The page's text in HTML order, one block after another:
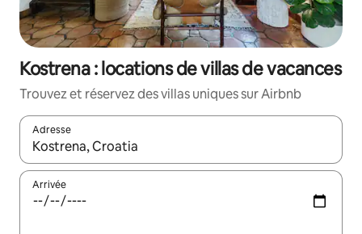
Kostrena : locations de villas de vacances
Trouvez et réservez des villas uniques sur Airbnb
Adresse
Lorsque les résultats s'affichent, utilisez les flèches vers le
Arrivée